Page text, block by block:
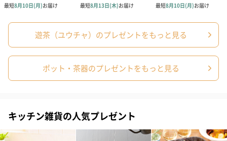
茶】
中国茶専門店【遊茶】とは
こんなひと言をいただきたくて始め、そして続けている企業で
す。
遊茶（ユウチャ）のプレゼントをもっと見る
ポット・茶器のプレゼントをもっと見る
キッチン雑貨の人気プレゼント